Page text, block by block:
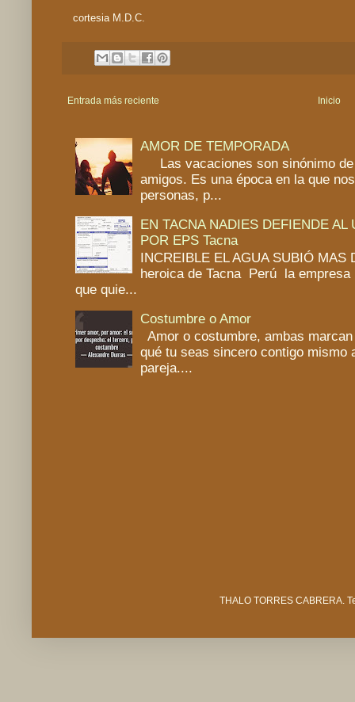
cortesia M.D.C.
Entrada más reciente Inicio
AMOR DE TEMPORADA
Las vacaciones son sinónimo de
amigos. Es una época en la que
personas, p...
EN TACNA NADIES DEFIENDE
POR EPS Tacna
INCREIBLE EL AGUA SUBIÓ MAS
heroica de Tacna Perú la
que quie...
Costumbre o Amor
Amor o costumbre, ambas
qué tu seas sincero contigo mismo
pareja....
THALO TORRES CABRERA.